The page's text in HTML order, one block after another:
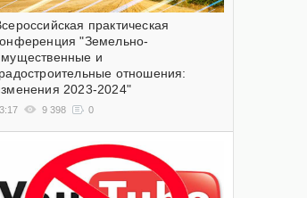
практическая
"Земельно-
и
отношения:
2023-2024"
9 398 0